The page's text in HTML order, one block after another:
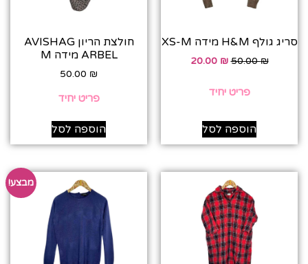
סריג גולף H&M מידה XS-M
50.00₪
20.00 ₪
פריט יחיד
הוספה לסל
חולצת הריון AVISHAG
ARBEL מידה M
50.00 ₪
פריט יחיד
הוספה לסל
מבצע!